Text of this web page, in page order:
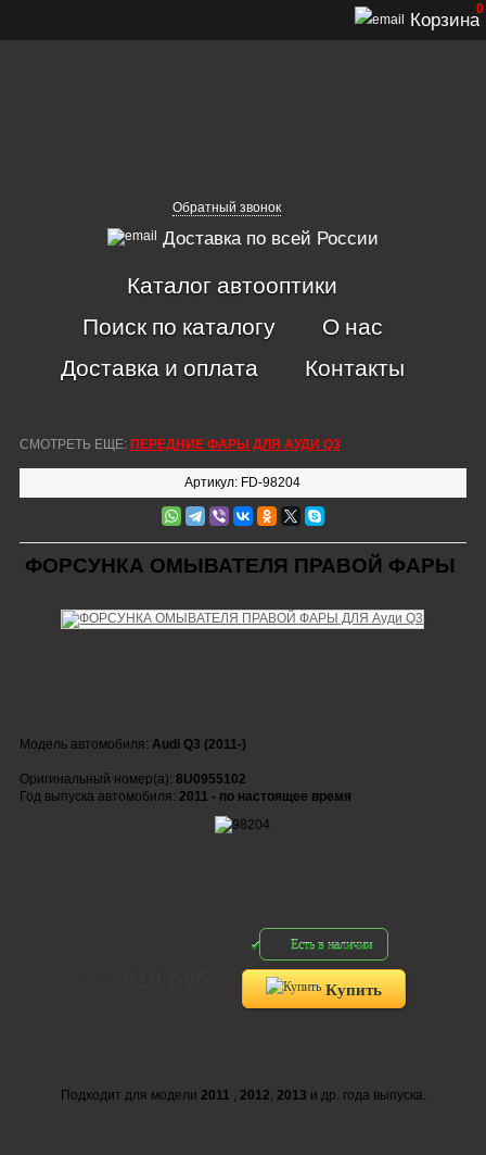
Обратный звонок
Доставка по всей России
Корзина
0
Каталог автооптики
Поиск по каталогу
О нас
Доставка и оплата
Контакты
СМОТРЕТЬ ЕЩЕ: ПЕРЕДНИЕ ФАРЫ ДЛЯ АУДИ Q3
Артикул: FD-98204
ФОРСУНКА ОМЫВАТЕЛЯ ПРАВОЙ ФАРЫ
Модель автомобиля: Audi Q3 (2011-)
Оригинальный номер(а): 8U0955102
Год выпуска автомобиля: 2011 - по настоящее время
Есть в наличии
Купить
Подходит для модели 2011 , 2012, 2013 и др. года выпуска.